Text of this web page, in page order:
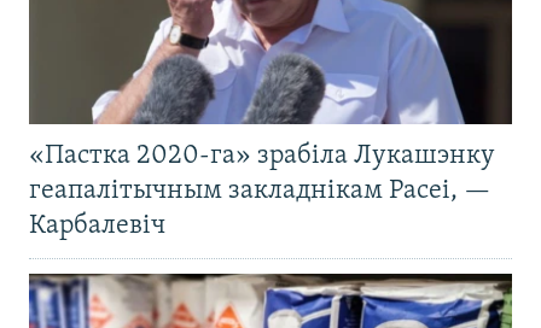
«Пастка 2020-га» зрабіла Лукашэнку
геапалітычным закладнікам Расеі, —
Карбалевіч